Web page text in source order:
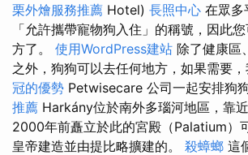
栗外燴服務推薦 Hotel) 長照中心 在眾多
「允許攜帶寵物狗入住」的稱號，因此
方了。 使用WordPress建站 除了健康區
之外，狗狗可以去任何地方，如果需要
冠的優勢 Petwisecare 公司一起安排狗
推薦 Harkány位於南外多瑙河地區，靠近
2000年前矗立於此的宮殿（Palatium）
皇帝建造並由提比略擴建的。 殺蟑螂 這